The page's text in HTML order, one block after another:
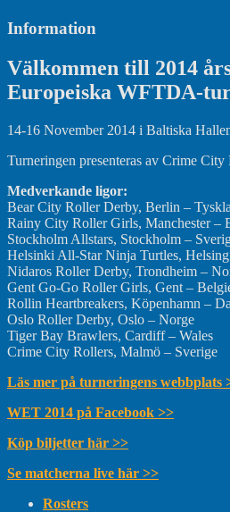
Information
Välkommen till 2014
Europeiska WFTDA-
14-16 November 2014 i Baltiska
Turneringen presenteras av Crime City
Medverkande ligor:
Bear City Roller Derby, Berlin –
Rainy City Roller Girls, Manchester –
Stockholm Allstars, Stockholm –
Helsinki All-Star Ninja Turtles,
Nidaros Roller Derby, Trondheim –
Gent Go-Go Roller Girls, Gent –
Rollin Heartbreakers, Köpenhamn –
Oslo Roller Derby, Oslo – Norge
Tiger Bay Brawlers, Cardiff – Wales
Crime City Rollers, Malmö – Sverige
Läs mer på turneringens webbplats
WET 2014 på Facebook >>
Köp biljetter här >>
Se matcherna live här >>
Rosters